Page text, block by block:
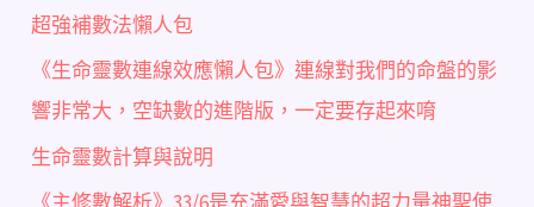
超強補數法懶人包
《生命靈數連線效應懶人包》連線對我們的命盤的影
響非常大，空缺數的進階版，一定要存起來唷
生命靈數計算與說明